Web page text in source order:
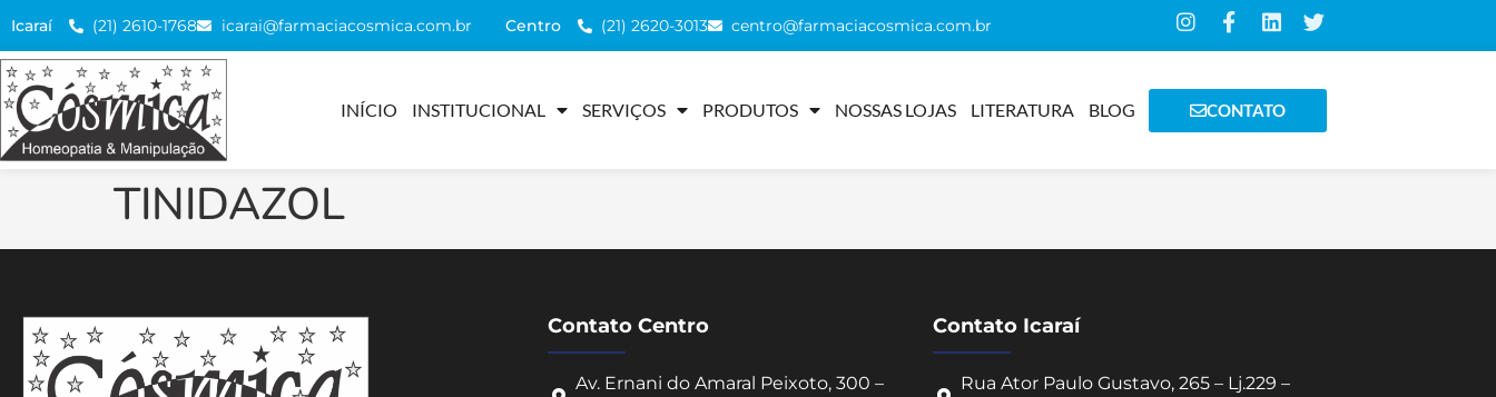
Icaraí (21) 2610-1768 icarai@farmaciacosmica.com.br Centro (21) 2620-3013 centro@farmaciacosmica.com.br
INÍCIO INSTITUCIONAL SERVIÇOS PRODUTOS NOSSAS LOJAS LITERATURA BLOG CONTATO
TINIDAZOL
Contato Centro
Av. Ernani do Amaral Peixoto, 300 –
Contato Icaraí
Rua Ator Paulo Gustavo, 265 – Lj.229 –